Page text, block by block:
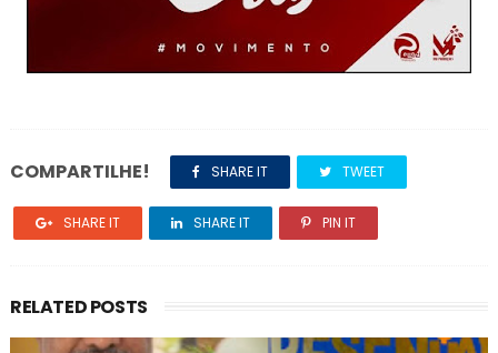
COMPARTILHE! SHARE IT TWEET
SHARE IT SHARE IT PIN IT
RELATED POSTS